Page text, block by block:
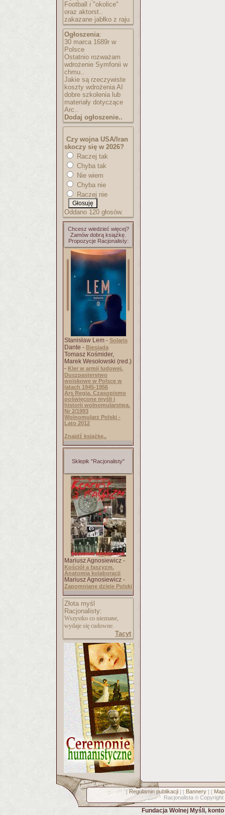
Football i "okolice"
oraz aktorst..
zakazane jabłko z raju
Ogłoszenia:
30 marca 1689r w
Polsce
Ostatnio rozważam
wdrożenie Symfonii w
chmu..
Jakie są rzeczywiste
koszty wdrożenia AI
dobre szkolenia lub
materiały dotyczące
Arc..
Dodaj ogłoszenie..
Czy wojna USA/Iran
skoczy się w 2026?
Raczej tak
Chyba tak
Nie wiem
Chyba nie
Raczej nie
Oddano 120 głosów.
Chcesz wiedzieć więcej?
Zamów dobrą książkę.
Propozycje Racjonalisty:
Stanisław Lem - Solaris
Dante - Biesiada
Tomasz Kośmider,
Marek Wesołowski (red.)
- Kler w armii ludowej.
Duszpasterstwo
wojskowe w Polsce w
latach 1945-1956
Ars Regia. Czasopismo
poświęcone myśli i
historii wolnomularstwa.
Nr 2/1993
Wolnomularz Polski -
Lato 2012
Znajdź książkę..
Sklepik "Racjonalisty"
Mariusz Agnosiewicz -
Kościół a faszyzm.
Anatomia kolaboracji
Mariusz Agnosiewicz -
Zapomniane dzieje Polski
Złota myśl
Racjonalisty:
Wszystko co nieznane,
wydaje się cudowne.
Tacyt
[ Regulamin publikacji] [ Bannery] [
Racjonalista © Copyright
Fundacja Wolnej Myśli,